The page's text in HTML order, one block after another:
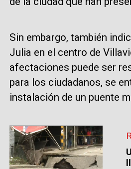
Sin embargo, también
Julia en el centro de
afectaciones puede ser
para los ciudadanos, se
instalación de un puente